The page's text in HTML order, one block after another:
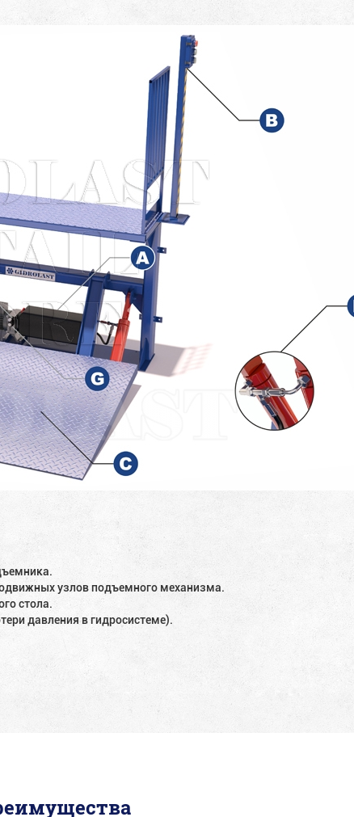
узлов подъемного механизма.
стола.
давления в гидросистеме).